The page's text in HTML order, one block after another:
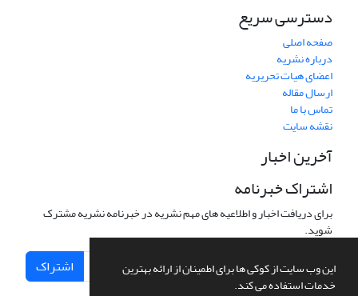
این وب سایت از کوکی ها برای اطمینان از ارائه بهترین
خدمات استفاده می کند.
دسترسی سریع
صفحه اصلی
درباره نشریه
اعضای هیات تحریریه
ارسال مقاله
تماس با ما
نقشه سایت
آخرین اخبار
اشتراک خبرنامه
برای دریافت اخبار و اطلاعیه های مهم نشریه در خبرنامه نشریه مشترک
شوید.
اشتراک